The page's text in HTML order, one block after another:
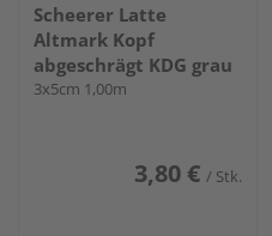
Scheerer Latte
Altmark Kopf
abgeschrägt KDG grau
3x5cm 1,00m
3,80 € / Stk.